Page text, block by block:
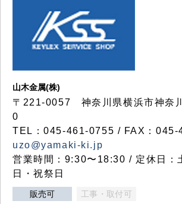
山木金属(株)
〒221-0057 神奈川県横浜市神奈
0
TEL：045-461-0755 / FAX：045-
uzo@yamaki-ki.jp
営業時間：9:30〜18:30 / 定休日：
日・祝祭日
販売可 工事・取付可